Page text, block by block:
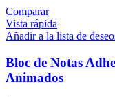
Comparar
Vista rápida
Añadir a la lista de
Bloc de Notas
Animados